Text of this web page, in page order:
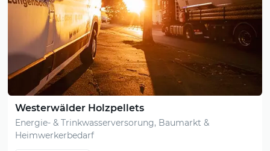
Westerwälder Holzpellets
Energie- & Trinkwasserversorung, Baumarkt &
Heimwerkerbedarf